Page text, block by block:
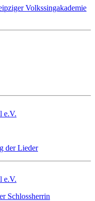
Volkssingakademie
e.V.
der Lieder
e.V.
Schlossherrin